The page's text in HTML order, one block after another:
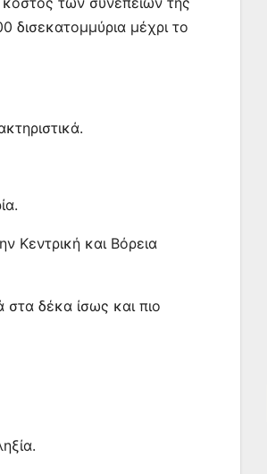
δισεκατομμύρια μέχρι το
Κεντρική και Βόρεια
δέκα ίσως και πιο